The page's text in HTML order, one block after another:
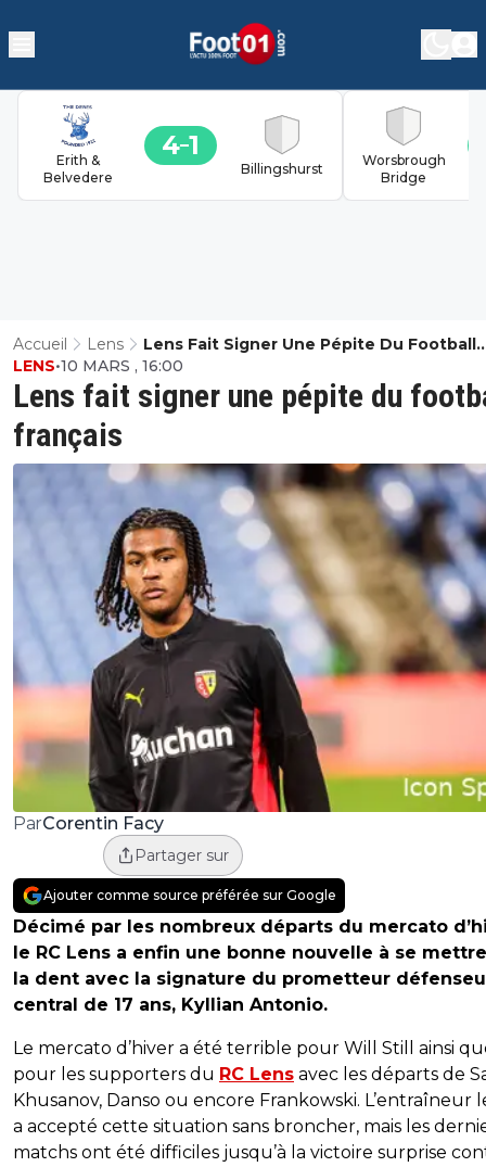
Erith &
Belvedere
4 1
Billingshurst
Worsbrough
Bridge
Accueil Lens
Lens Fait Signer Une Pépite Du Football
Français
Lens fait signer une pépite du
français
LENS•10 MARS , 16:00
ParCorentin Facy
Partager sur
Ajouter comme source préférée sur Google
Décimé par les nombreux départs du mercato
le RC Lens a enfin une bonne nouvelle à se
la dent avec la signature du prometteur
central de 17 ans, Kyllian Antonio.
Le mercato d’hiver a été terrible pour Will Still ainsi
pour les supporters du RC Lens avec les départs de
Khusanov, Danso ou encore Frankowski. L’entraîneur
a accepté cette situation sans broncher, mais les
matchs ont été difficiles jusqu’à la victoire surprise